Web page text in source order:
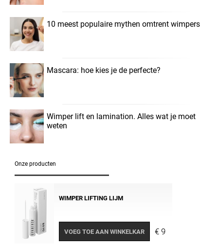
10 meest populaire mythen omtrent wimpers
Mascara: hoe kies je de perfecte?
Wimper lift en lamination. Alles wat je moet
weten
Onze producten
WIMPER LIFTING LIJM
VOEG TOE AAN WINKELKAR € 9